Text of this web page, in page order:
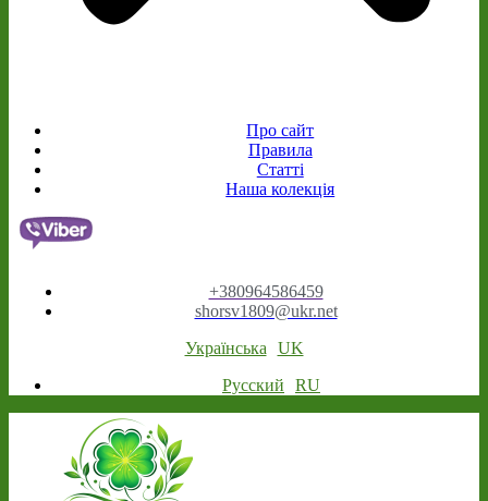
Про сайт
Правила
Статті
Наша колекція
+380964586459
shorsv1809@ukr.net
Українська
UK
Русский
RU